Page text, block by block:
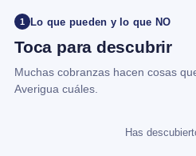
1 Lo que pueden y lo que NO
Toca para descubrir
Muchas cobranzas hacen cosas
Averigua cuáles.
Has